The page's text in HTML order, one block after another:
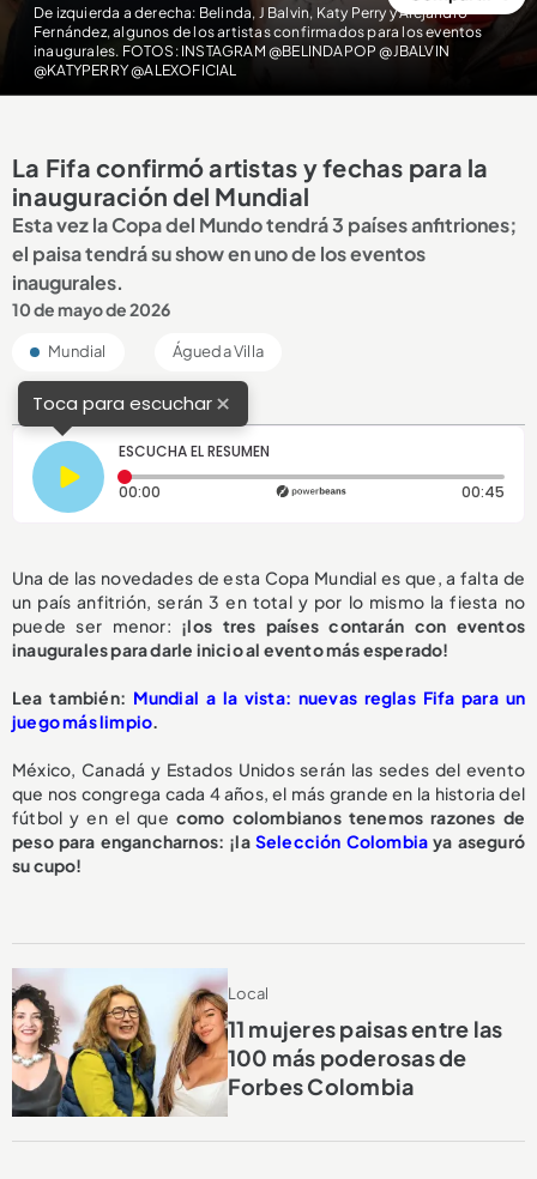
De izquierda a derecha: Belinda, J Balvin, Katy Perry y Alejandro
Fernández, algunos de los artistas confirmados para los eventos
inaugurales. FOTOS: INSTAGRAM @BELINDAPOP @JBALVIN
@KATYPERRY @ALEXOFICIAL
La Fifa confirmó artistas y fechas para la
inauguración del Mundial
Esta vez la Copa del Mundo tendrá 3 países anfitriones;
el paisa tendrá su show en uno de los eventos
inaugurales.
10 de mayo de 2026
Mundial Águeda Villa
Toca para escuchar×
ESCUCHA EL RESUMEN
00:00 Tiempo transcurrido: 0 segundos 00:45
Una de las novedades de esta Copa Mundial es que, a falta de
un país anfitrión, serán 3 en total y por lo mismo la fiesta no
puede ser menor: ¡los tres países contarán con eventos
inaugurales para darle inicio al evento más esperado!
Lea también: Mundial a la vista: nuevas reglas Fifa para un
juego más limpio.
México, Canadá y Estados Unidos serán las sedes del evento
que nos congrega cada 4 años, el más grande en la historia del
fútbol y en el que como colombianos tenemos razones de
peso para engancharnos: ¡la Selección Colombia ya aseguró
su cupo!
Local
11 mujeres paisas entre las
100 más poderosas de
Forbes Colombia